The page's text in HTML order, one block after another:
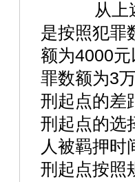
从上述
是按照犯罪
额为4000
罪数额为3
刑起点的差
刑起点的选
人被羁押时
刑起点按照